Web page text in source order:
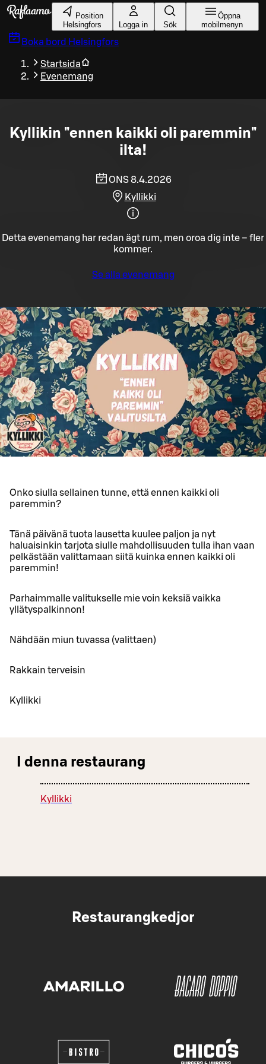
Gå till huvudinnehållet
Position
Helsingfors
Logga in Sök
Öppna
mobilmenyn
Boka bord Helsingfors
Startsida
Evenemang
Kyllikin "ennen kaikki oli paremmin"
ilta!
ONS 8.4.2026
Kyllikki
Detta evenemang har redan ägt rum, men oroa dig inte – fler
kommer.
Se alla evenemang
Onko siulla sellainen tunne, että ennen kaikki oli
paremmin?
Tänä päivänä tuota lausetta kuulee paljon ja nyt
haluaisinkin tarjota siulle mahdollisuuden tulla ihan vaan
pelkästään valittamaan siitä kuinka ennen kaikki oli
paremmin!
Parhaimmalle valitukselle mie voin keksiä vaikka
yllätyspalkinnon!
Nähdään miun tuvassa (valittaen)
Rakkain terveisin
Kyllikki
I denna restaurang
Kyllikki
Restaurangkedjor